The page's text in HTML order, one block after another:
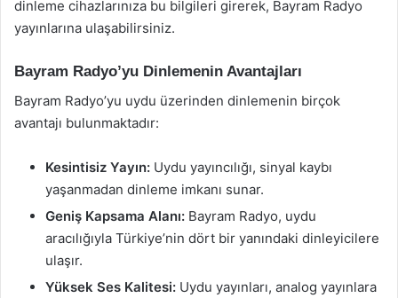
dinleme cihazlarınıza bu bilgileri girerek, Bayram Radyo
yayınlarına ulaşabilirsiniz.
Bayram Radyo’yu Dinlemenin Avantajları
Bayram Radyo’yu uydu üzerinden dinlemenin birçok
avantajı bulunmaktadır:
Kesintisiz Yayın: Uydu yayıncılığı, sinyal kaybı
yaşanmadan dinleme imkanı sunar.
Geniş Kapsama Alanı: Bayram Radyo, uydu
aracılığıyla Türkiye’nin dört bir yanındaki dinleyicilere
ulaşır.
Yüksek Ses Kalitesi: Uydu yayınları, analog yayınlara